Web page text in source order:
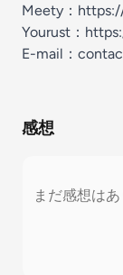
Meety：
Yourust：
E-mail：
感想
まだ感想は